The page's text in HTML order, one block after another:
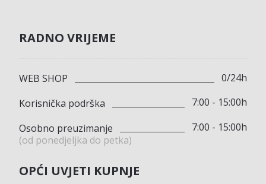
RADNO VRIJEME
WEB SHOP
0/24h
Korisnička podrška
7:00 - 15:00h
Osobno preuzimanje
(od ponedjeljka do petka)
7:00 - 15:00h
OPĆI UVJETI KUPNJE